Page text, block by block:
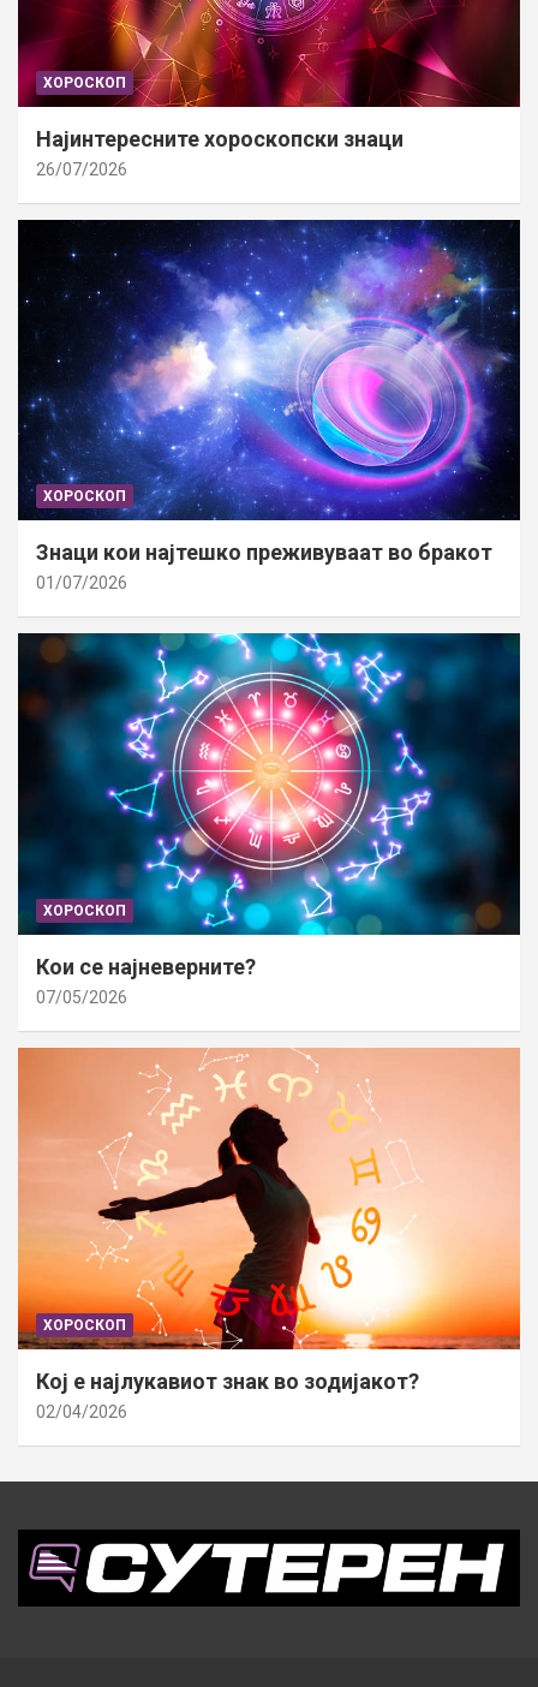
ХОРОСКОП
Најинтересните хороскопски знаци
26/07/2026
ХОРОСКОП
Знаци кои најтешко преживуваат во бракот
01/07/2026
ХОРОСКОП
Кои се најневерните?
07/05/2026
ХОРОСКОП
Кој е најлукавиот знак во зодијакот?
02/04/2026